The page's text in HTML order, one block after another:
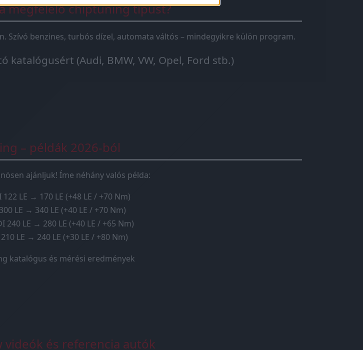
megfelelő chiptuning típust?
Szívó benzines, turbós dízel, automata váltós – mindegyikre külön program.
katalógusért (Audi, BMW, VW, Opel, Ford stb.)
– példák 2026-ból
ajánljuk! Íme néhány valós példa:
LE → 170 LE (+48 LE / +70 Nm)
LE → 340 LE (+40 LE / +70 Nm)
240 LE → 280 LE (+40 LE / +65 Nm)
LE → 240 LE (+30 LE / +80 Nm)
katalógus és mérési eredmények
videók és referencia autók